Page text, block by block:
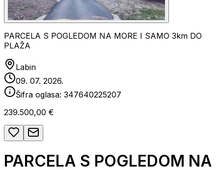
PARCELA S POGLEDOM NA MORE I SAMO 3km DO
PLAŽA
Labin
09. 07. 2026.
Šifra oglasa: 347640225207
239.500,00 €
PARCELA S POGLEDOM NA